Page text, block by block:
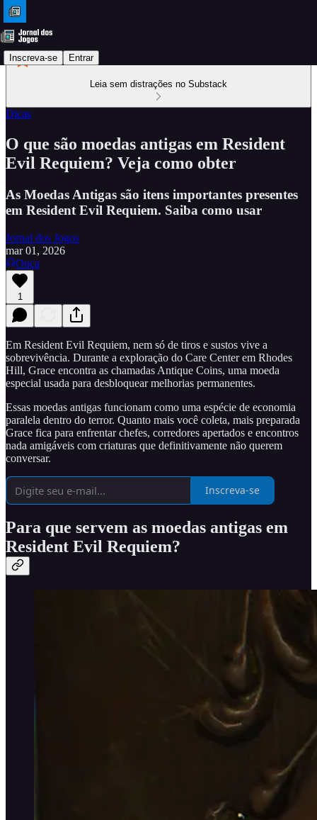
Inscreva-se Entrar
Leia sem distrações no Substack
Dicas
O que são moedas antigas em Resident
Evil Requiem? Veja como obter
As Moedas Antigas são itens importantes presentes
em Resident Evil Requiem. Saiba como usar
Jornal dos Jogos
mar 01, 2026
Ouça
1
Em Resident Evil Requiem, nem só de tiros e sustos vive a
sobrevivência. Durante a exploração do Care Center em Rhodes
Hill, Grace encontra as chamadas Antique Coins, uma moeda
especial usada para desbloquear melhorias permanentes.
Essas moedas antigas funcionam como uma espécie de economia
paralela dentro do terror. Quanto mais você coleta, mais preparada
Grace fica para enfrentar chefes, corredores apertados e encontros
nada amigáveis com criaturas que definitivamente não querem
conversar.
Inscreva-se
Para que servem as moedas antigas em
Resident Evil Requiem?